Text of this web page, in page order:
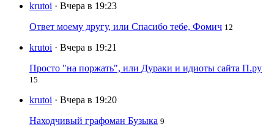
krutoi · Вчера в 19:23
Ответ моему другу, или Спасибо тебе, Фомич 12
krutoi · Вчера в 19:21
Просто "на поржать", или Дураки и идиоты сайта П.ру
15
krutoi · Вчера в 19:20
Находчивый графоман Бузыка 9